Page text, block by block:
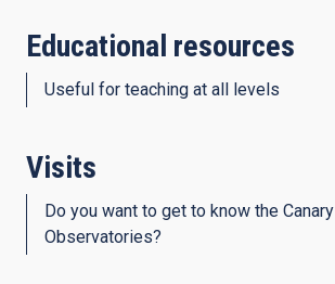
Educational resources
Useful for teaching at all levels
Visits
Do you want to get to know the Canary
Observatories?